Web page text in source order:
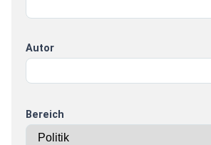
Autor
Bereich